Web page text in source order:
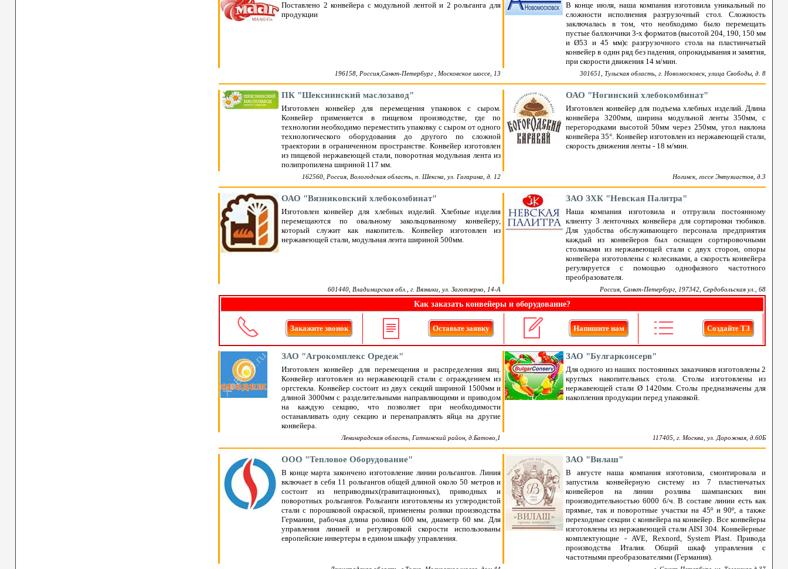
Поставлено 2 конвейера с модульной лентой и 2 рольганга для
продукции
В конце июля, наша компания изготовила уникальный по
сложности исполнения разгрузочный стол. Сложность
заключалась в том, что необходимо было перемещать
пустые баллончики 3-х форматов (высотой 204, 190, 150 мм
и Ø53 и 45 мм)с разгрузочного стола на пластинчатый
конвейер в один ряд без падения, опрокидывания и замятия,
при скорости движения 14 м/мин.
196158, Россия,Санкт-Петербург , Московское шоссе, 13 301651, Тульская область, г. Новомосковск, улица Свободы, д. 8
ПК "Шекснинский маслозавод" ОАО "Ногинский хлебокомбинат"
Изготовлен конвейер для перемещения упаковок с сыром.
Конвейер применяется в пищевом производстве, где по
технологии необходимо переместить упаковку с сыром от одного
технологического оборудования до другого по сложной
траектории в ограниченном пространстве. Конвейер изготовлен
из пищевой нержавеющей стали, поворотная модульная лента из
полипропилена шириной 117 мм.
Изготовлен конвейер для подъема хлебных изделий. Длина
конвейера 3200мм, ширина модульной ленты 350мм, с
перегородками высотой 50мм через 250мм, угол наклона
конвейера 35°. Конвейер изготовлен из нержавеющей стали,
скорость движения ленты - 18 м/мин.
162560, Россия, Вологодская область, п. Шексна, ул. Гагарина, д. 12 Ногинск, госсе Энтузиастов, д.3
ОАО "Вязниковский хлебокомбинат" ЗАО ЗХК "Невская Палитра"
Изготовлен конвейер для хлебных изделий. Хлебные изделия
перемещаются по овальному закольцованному конвейеру,
который служит как накопитель. Конвейер изготовлен из
нержавеющей стали, модульная лента шириной 500мм.
Наша компания изготовила и отгрузила постоянному
клиенту 3 ленточных конвейера для сортировки тюбиков.
Для удобства обслуживающего персонала предприятия
каждый из конвейеров был оснащен сортировочными
столиками из нержавеющей стали с двух сторон, опоры
конвейера изготовлены с колесиками, а скорость конвейера
регулируется с помощью однофазного частотного
преобразователя.
601440, Владимирская обл., г. Вязники, ул. Заготзерно, 14-А Россия, Санкт-Петербург, 197342, Сердобольская ул., 68
Как заказать конвейеры и оборудование?
Закажите звонок Оставьте заявку Напишите нам Создайте ТЗ
ЗАО "Агрокомплекс Оредеж" ЗАО "Булгарконсерв"
Изготовлен конвейер для перемещения и распределения яиц.
Конвейер изготовлен из нержавеющей стали с ограждением из
оргстекла. Конвейер состоит из двух секций шириной 1500мм и
длиной 3000мм с разделительными направляющими и приводом
на каждую секцию, что позволяет при необходимости
останавливать одну секцию и перенаправлять яйца на другие
конвейера.
Для одного из наших постоянных заказчиков изготовлены 2
круглых накопительных стола. Столы изготовлены из
нержавеющей стали Ø 1420мм. Столы предназначены для
накопления продукции перед упаковкой.
Ленинградская область, Гатчинский район, д.Батово,1 117405, г. Москва, ул. Дорожная, д.60Б
ООО "Тепловое Оборудование" ЗАО "Вилаш"
В конце марта закончено изготовление линии рольгангов. Линия
включает в себя 11 рольгангов общей длиной около 50 метров и
состоит из неприводных(гравитационных), приводных и
поворотных рольгангов. Рольганги изготовлены из углеродистой
стали с порошковой окраской, применены ролики производства
Германии, рабочая длина роликов 600 мм, диаметр 60 мм. Для
управления линией и регулировкой скорости использованы
европейские инвертеры в едином шкафу управления.
В августе наша компания изготовила, смонтировала и
запустила конвейерную систему из 7 пластинчатых
конвейеров на линии розлива шампанских вин
производительностью 6000 б/ч. В составе линии есть как
прямые, так и поворотные участки на 45º и 90º, а также
переходные секции с конвейера на конвейер. Все конвейеры
изготовлены из нержавеющей стали AISI 304. Конвейерные
комплектующие - AVE, Rexnord, System Plast. Привода
производства Италия. Общий шкаф управления с
частотными преобразователями (Германия).